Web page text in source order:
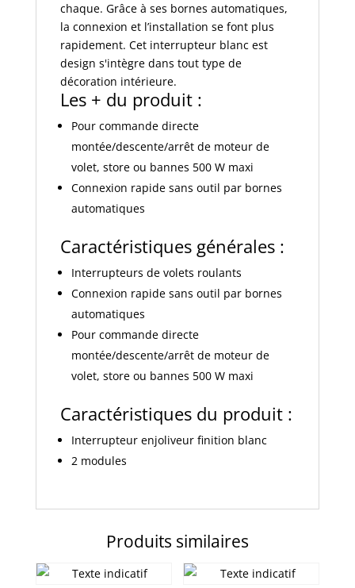
chaque. Grâce à ses bornes automatiques,
la connexion et l’installation se font plus
rapidement. Cet interrupteur blanc est
design s'intègre dans tout type de
décoration intérieure.
Les + du produit :
Pour commande directe
montée/descente/arrêt de moteur de
volet, store ou bannes 500 W maxi
Connexion rapide sans outil par bornes
automatiques
Caractéristiques générales :
Interrupteurs de volets roulants
Connexion rapide sans outil par bornes
automatiques
Pour commande directe
montée/descente/arrêt de moteur de
volet, store ou bannes 500 W maxi
Caractéristiques du produit :
Interrupteur enjoliveur finition blanc
2 modules
Produits similaires